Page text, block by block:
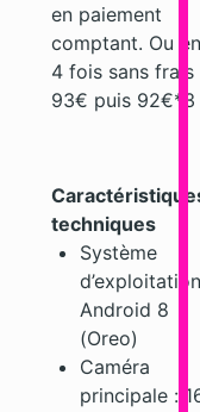
en paiement
comptant. Ou en
4 fois sans
93€ puis 92€*3
techniques
Système
Android 8
(Oreo)
Caméra
principale :